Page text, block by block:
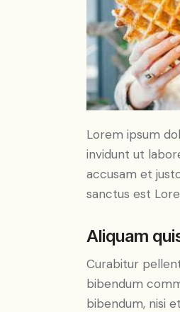
Lorem ipsum
invidunt ut
accusam et
sanctus est
Aliquam
Curabitur
bibendum
bibendum, nisi